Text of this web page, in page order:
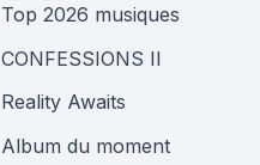
Top 2026 musiques
CONFESSIONS II
Reality Awaits
Album du moment